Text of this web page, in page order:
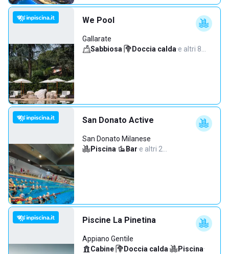
We Pool
Gallarate
Sabbiosa· Doccia calda·e altri 8…
San Donato Active
San Donato Milanese
Piscina· Bar·e altri 2…
Piscine La Pinetina
Appiano Gentile
Cabine· Doccia calda· Piscina·